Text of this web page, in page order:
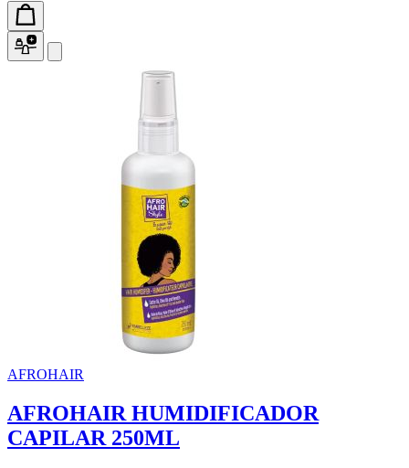
AFROHAIR
AFROHAIR HUMIDIFICADOR
CAPILAR 250ML